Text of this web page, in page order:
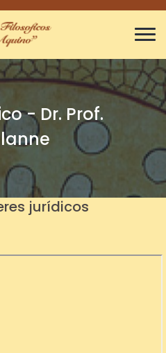
- Dr. Prof.
jurídicos